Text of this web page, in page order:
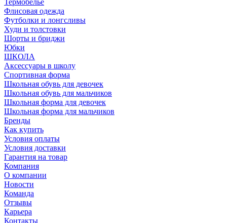
Термобелье
Флисовая одежда
Футболки и лонгсливы
Худи и толстовки
Шорты и бриджи
Юбки
ШКОЛА
Аксессуары в школу
Спортивная форма
Школьная обувь для девочек
Школьная обувь для мальчиков
Школьная форма для девочек
Школьная форма для мальчиков
Бренды
Как купить
Условия оплаты
Условия доставки
Гарантия на товар
Компания
О компании
Новости
Команда
Отзывы
Карьера
Контакты